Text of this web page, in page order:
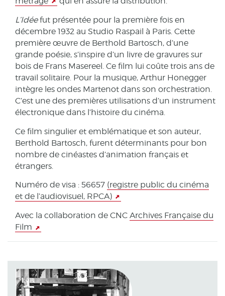
L’Idéefut présentée pour la première fois en
décembre 1932 au Studio Raspail à Paris. Cette
première œuvre de Berthold Bartosch, d’une
grande poésie, s’inspire d’un livre de gravures sur
bois de Frans Masereel. Ce film lui coûte trois ans de
travail solitaire. Pour la musique, Arthur Honegger
intègre les ondes Martenot dans son orchestration.
C’est une des premières utilisations d’un instrument
électronique dans l’histoire du cinéma.
Ce film singulier et emblématique et son auteur,
Berthold Bartosch, furent déterminants pour bon
nombre de cinéastes d’animation français et
étrangers.
Numéro de visa : 56657 (registre public du cinéma
et de l’audiovisuel, RPCA)
Avec la collaboration de CNC Archives Française du
Film